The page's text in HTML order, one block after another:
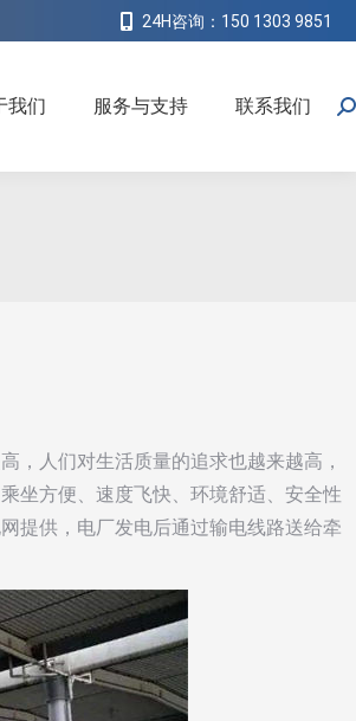
24H咨询：150 1303 9851
我们 服务与支持 联系我们
搜
，人们对生活质量的追求也越来越高，
坐方便、速度飞快、环境舒适、安全性
提供，电厂发电后通过输电线路送给牵